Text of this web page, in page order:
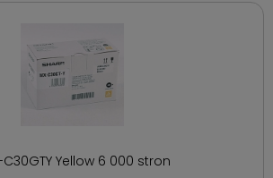
Yellow 6 000 stron